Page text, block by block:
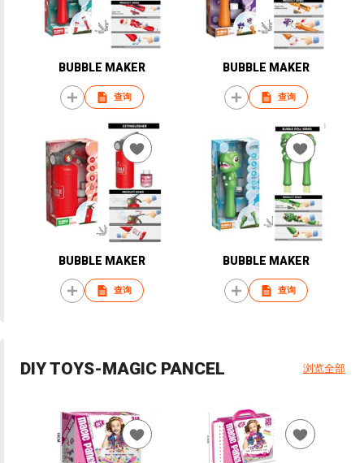
BUBBLE MAKER
查询
BUBBLE MAKER
查询
BUBBLE MAKER
查询
BUBBLE MAKER
查询
DIY TOYS-MAGIC PANCEL 浏览全部